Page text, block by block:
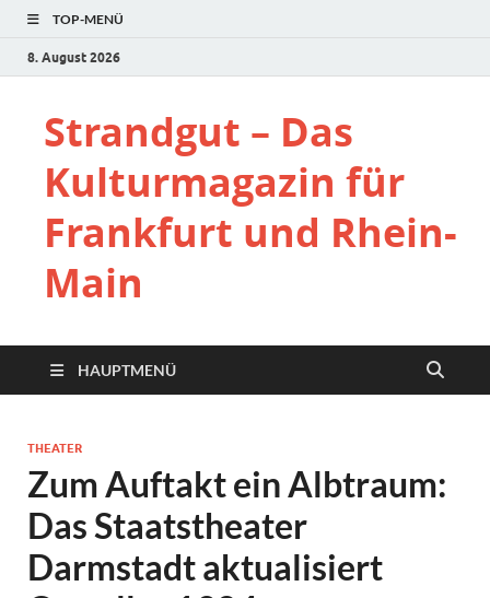
TOP-MENÜ
8. August 2026
Strandgut – Das
Kulturmagazin für
Frankfurt und Rhein-
Main
HAUPTMENÜ
THEATER
Zum Auftakt ein Albtraum:
Das Staatstheater
Darmstadt aktualisiert